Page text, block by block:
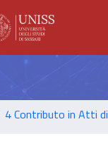
4 Contributo in Atti